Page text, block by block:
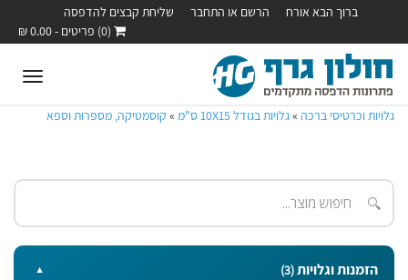
ברוך הבא אורח הרשם או התחבר
שליחת קבצים להדפסה
(0) פריטים - 0.00 ₪
גלויות וכרטיסי ברכה »גלויות בגודל 10X15 ס"מ » קוסמטיקה, מספרות וספא
🔍
הזמנות וגלויות(3)
▼